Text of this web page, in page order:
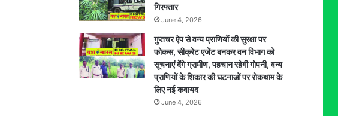
गिरफ्तार
June 4, 2026
गुप्तचर ऐप से वन्य प्राणियों की सुरक्षा पर
फोकस, सीक्रेट एजेंट बनकर वन विभाग को
सूचनाएं देेंगे ग्रामीण, पहचान रहेगी गोपनी, वन्य
प्राणियों के शिकार की घटनाओं पर रोकथाम के
लिए नई कवायद
June 4, 2026